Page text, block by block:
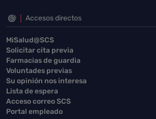
Accesos directos
MiSalud@SCS
Solicitar cita previa
Farmacias de guardia
Voluntades previas
Su opinión nos interesa
Lista de espera
Acceso correo SCS
Portal empleado